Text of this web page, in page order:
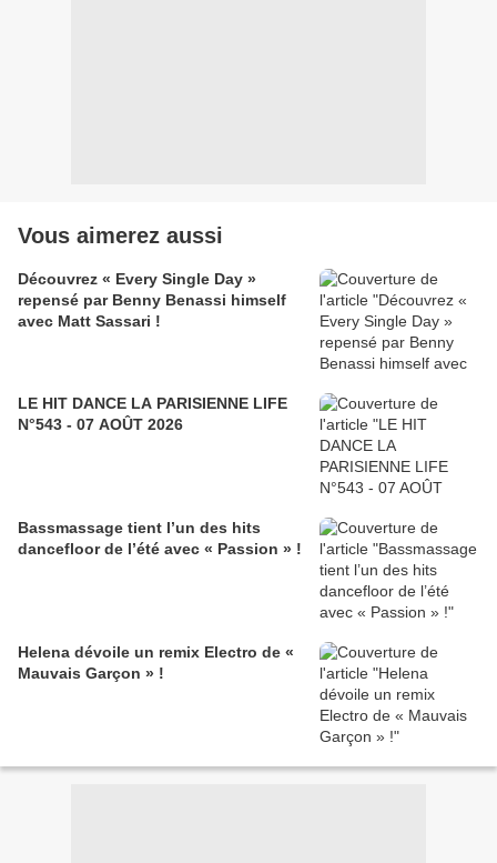
Vous aimerez aussi
Découvrez « Every Single Day »
repensé par Benny Benassi himself
avec Matt Sassari !
LE HIT DANCE LA PARISIENNE LIFE
N°543 - 07 AOÛT 2026
Bassmassage tient l’un des hits
dancefloor de l’été avec « Passion » !
Helena dévoile un remix Electro de «
Mauvais Garçon » !